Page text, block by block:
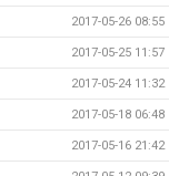
2017-05-26 08:55
2017-05-25 11:57
2017-05-24 11:32
2017-05-18 06:48
2017-05-16 21:42